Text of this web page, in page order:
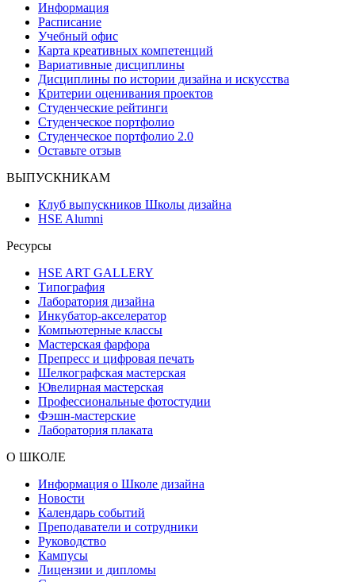
Информация
Расписание
Учебный офис
Карта креативных компетенций
Вариативные дисциплины
Дисциплины по истории дизайна и искусства
Критерии оценивания проектов
Студенческие рейтинги
Студенческое портфолио
Студенческое портфолио 2.0
Оставьте отзыв
ВЫПУСКНИКАМ
Клуб выпускников Школы дизайна
HSE Alumni
Ресурсы
HSE ART GALLERY
Типография
Лаборатория дизайна
Инкубатор-акселератор
Компьютерные классы
Мастерская фарфора
Препресс и цифровая печать
Шелкографская мастерская
Ювелирная мастерская
Профессиональные фотостудии
Фэшн-мастерские
Лаборатория плаката
О ШКОЛЕ
Информация о Школе дизайна
Новости
Календарь событий
Преподаватели и сотрудники
Руководство
Кампусы
Лицензии и дипломы